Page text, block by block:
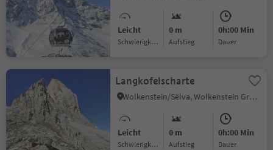
Leicht
Schwierigkeitsgrad
0 m
Aufstieg
0h:00 Min
Dauer
Langkofelscharte
Wolkenstein/Sëlva, Wolkenstein Gröden, Dolomitenregion Gröden
Leicht
Schwierigkeitsgrad
0 m
Aufstieg
0h:00 Min
Dauer